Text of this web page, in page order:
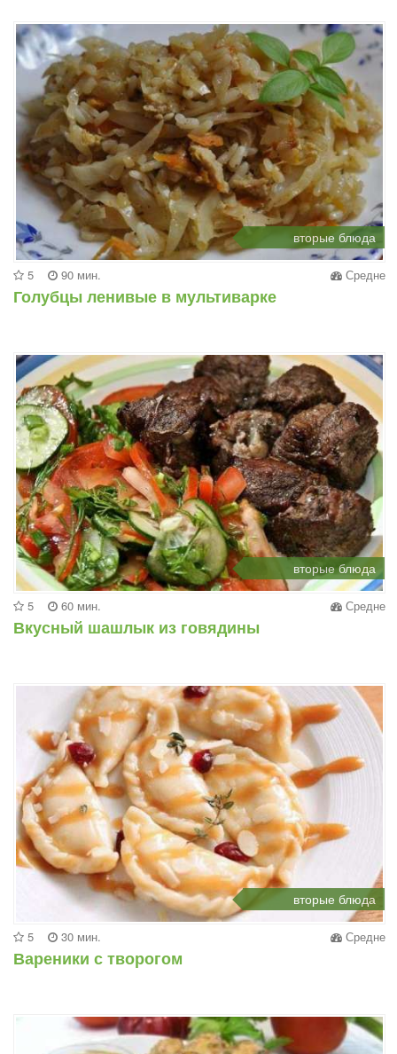
вторые блюда
5 90 мин. Средне
Голубцы ленивые в мультиварке
вторые блюда
5 60 мин. Средне
Вкусный шашлык из говядины
вторые блюда
5 30 мин. Средне
Вареники с творогом